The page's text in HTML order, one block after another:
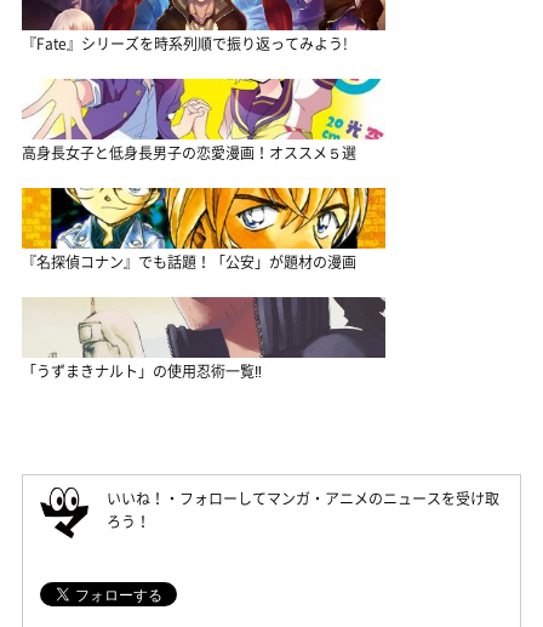
『Fate』シリーズを時系列順で振り返ってみよう!
高身長女子と低身長男子の恋愛漫画！オススメ５選
『名探偵コナン』でも話題！「公安」が題材の漫画
「うずまきナルト」の使用忍術一覧‼
いいね！・フォローしてマンガ・アニメのニュースを受け取
ろう！